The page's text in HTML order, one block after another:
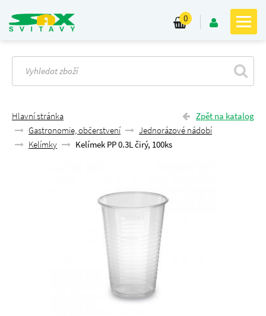
0
Zpět na katalog
Hlavní stránka
Gastronomie, občerstvení
Jednorázové nádobí
Kelímky
Kelímek PP 0.3L čirý, 100ks